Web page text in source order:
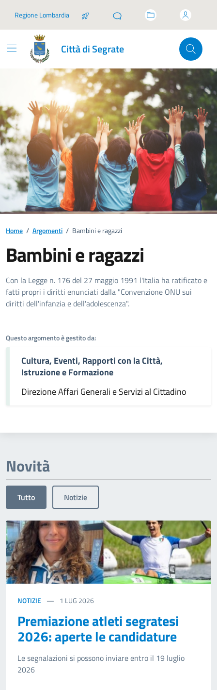
Regione Lombardia
Città di Segrate
Home / Argomenti / Bambini e ragazzi
Bambini e ragazzi
Dettagli dell'argomento
Con la Legge n. 176 del 27 maggio 1991 l'Italia ha ratificato e
fatti propri i diritti enunciati dalla "Convenzione ONU sui
diritti dell'infanzia e dell'adolescenza".
Questo argomento è gestito da:
Cultura, Eventi, Rapporti con la Città,
Istruzione e Formazione
Direzione Affari Generali e Servizi al Cittadino
Novità
Tutto Notizie
NOTIZIE 1 LUG 2026
Premiazione atleti segratesi
2026: aperte le candidature
Le segnalazioni si possono inviare entro il 19 luglio
2026